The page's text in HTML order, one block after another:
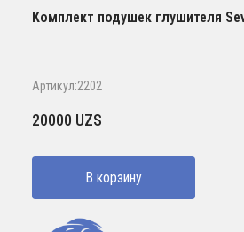
Комплект подушек глушителя
Артикул:2202
20000 UZS
В корзину